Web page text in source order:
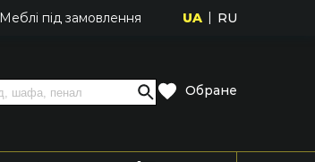
Меблі під замовлення UA RU
Обране